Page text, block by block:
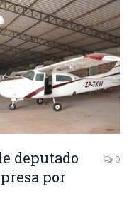
deputado
por
0